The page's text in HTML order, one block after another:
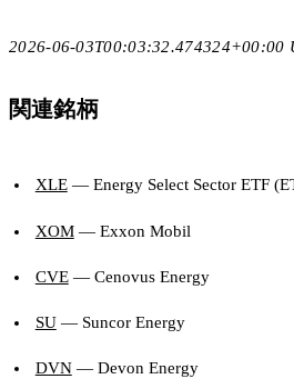
2026-06-03T00:03:32.474324+00:00
関連銘柄
XLE— Energy Select Sector ETF
XOM— Exxon Mobil
CVE— Cenovus Energy
SU— Suncor Energy
DVN— Devon Energy